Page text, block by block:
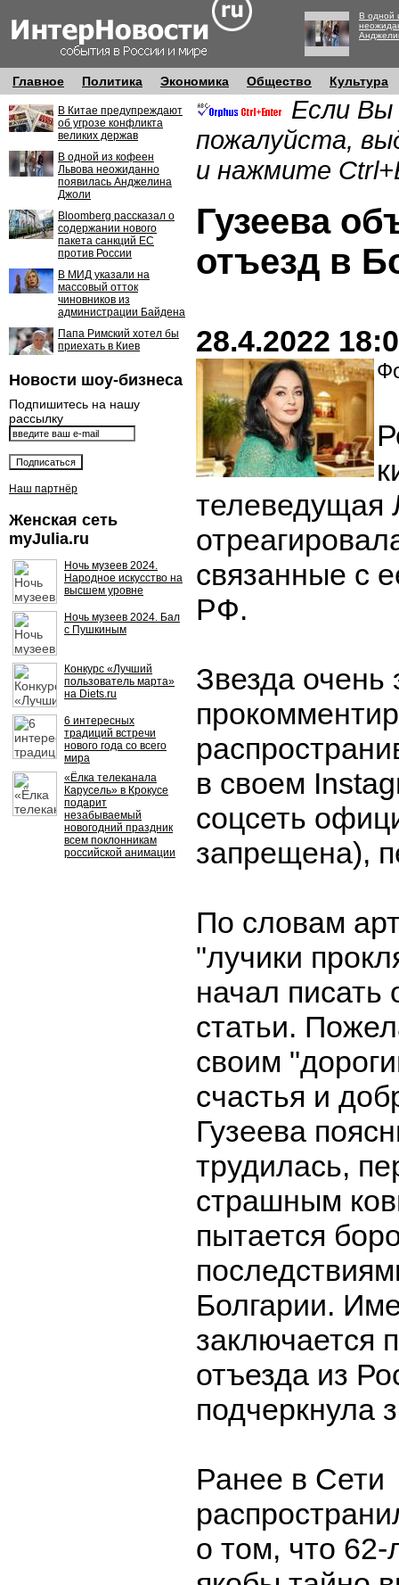
В одной
Главное Политика Экономика Общество Культура
В Китае предупреждают
об угрозе конфликта
великих держав
В одной из кофеен
Львова неожиданно
появилась Анджелина
Джоли
Bloomberg рассказал о
содержании нового
пакета санкций ЕС
против России
В МИД указали на
массовый отток
чиновников из
администрации Байдена
Папа Римский хотел бы
приехать в Киев
Новости шоу-бизнеса
Подпишитесь на нашу
рассылку
Наш партнёр
Женская сеть
myJulia.ru
Ночь музеев 2024.
Народное искусство на
высшем уровне
Ночь музеев 2024. Бал
с Пушкиным
Конкурс «Лучший
пользователь марта»
на Diets.ru
6 интересных
традиций встречи
нового года со всего
мира
«Ёлка телеканала
Карусель» в Крокусе
подарит
незабываемый
новогодний праздник
всем поклонникам
российской анимации
Если Вы
пожалуйста,
и нажмите
Гузеева
отъезд в
28.4.2022
телеведущая
связанные с
РФ.
Звезда
в своем
соцсеть
запрещена),
По словам
"лучики
начал писать
статьи.
своим
счастья и
Гузеева
трудилась,
страшным
пытается
Болгарии.
заключается
отъезда из
подчеркнула
Ранее в Сети
о том, что 62-